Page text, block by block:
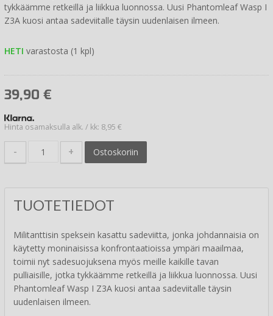
tykkäämme retkeillä ja liikkua luonnossa. Uusi Phantomleaf Wasp I
Z3A kuosi antaa sadeviitalle täysin uudenlaisen ilmeen.
HETI varastosta (1 kpl)
39,90 €
Hinta osamaksulla alk. / kk: 8,95 €
- + Ostoskoriin
TUOTETIEDOT
Militanttisin speksein kasattu sadeviitta, jonka johdannaisia on
käytetty moninaisissa konfrontaatioissa ympäri maailmaa,
toimii nyt sadesuojuksena myös meille kaikille tavan
pulliaisille, jotka tykkäämme retkeillä ja liikkua luonnossa. Uusi
Phantomleaf Wasp I Z3A kuosi antaa sadeviitalle täysin
uudenlaisen ilmeen.